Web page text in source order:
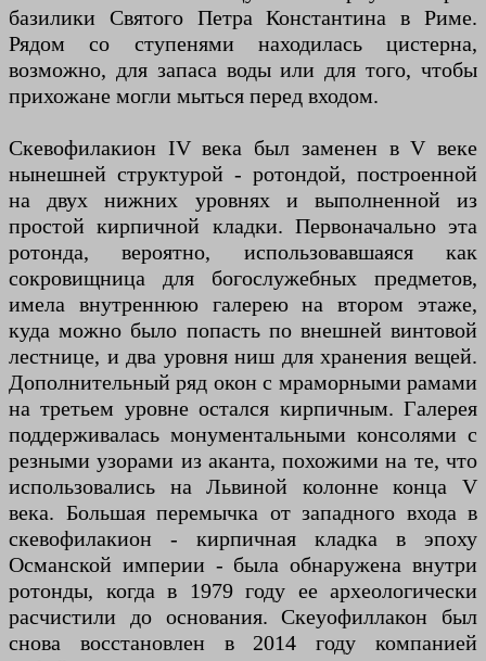
базилики Святого Петра Константина в Риме.
Рядом со ступенями находилась цистерна,
возможно, для запаса воды или для того, чтобы
прихожане могли мыться перед входом.
Скевофилакион IV века был заменен в V веке
нынешней структурой - ротондой, построенной
на двух нижних уровнях и выполненной из
простой кирпичной кладки. Первоначально эта
ротонда, вероятно, использовавшаяся как
сокровищница для богослужебных предметов,
имела внутреннюю галерею на втором этаже,
куда можно было попасть по внешней винтовой
лестнице, и два уровня ниш для хранения вещей.
Дополнительный ряд окон с мраморными рамами
на третьем уровне остался кирпичным. Галерея
поддерживалась монументальными консолями с
резными узорами из аканта, похожими на те, что
использовались на Львиной колонне конца V
века. Большая перемычка от западного входа в
скевофилакион - кирпичная кладка в эпоху
Османской империи - была обнаружена внутри
ротонды, когда в 1979 году ее археологически
расчистили до основания. Скеуофиллакон был
снова восстановлен в 2014 году компанией